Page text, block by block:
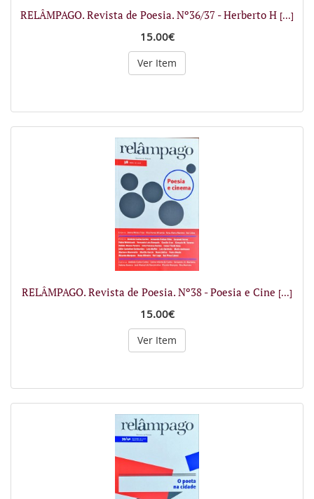
RELÂMPAGO. Revista de Poesia. Nº36/37 - Herberto H [...]
15.00€
Ver Item
RELÂMPAGO. Revista de Poesia. Nº38 - Poesia e Cine [...]
15.00€
Ver Item